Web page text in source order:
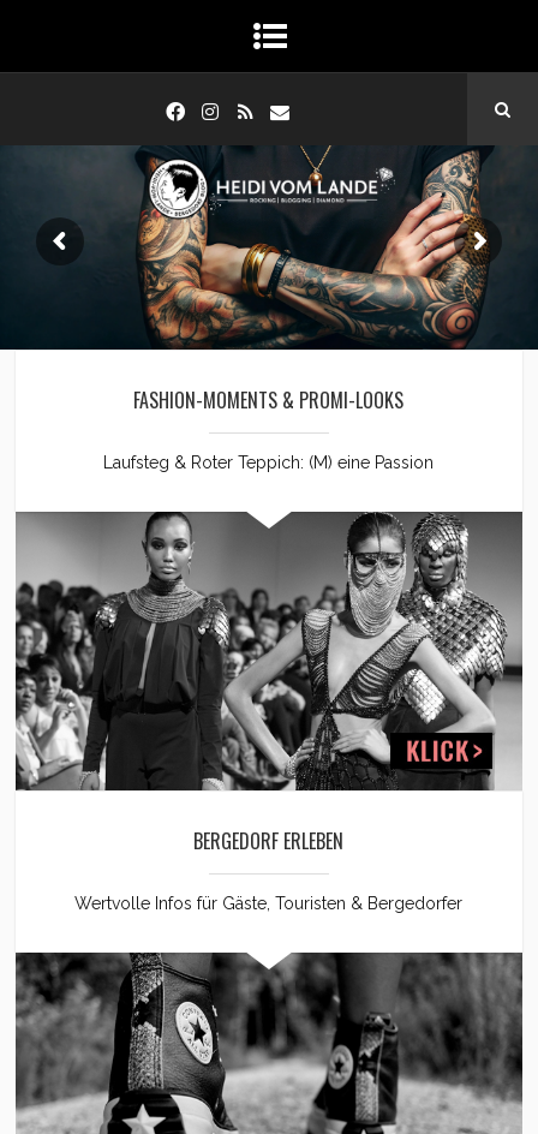
FASHION-MOMENTS & PROMI-LOOKS
Laufsteg & Roter Teppich: (M) eine Passion
BERGEDORF ERLEBEN
Wertvolle Infos für Gäste, Touristen & Bergedorfer